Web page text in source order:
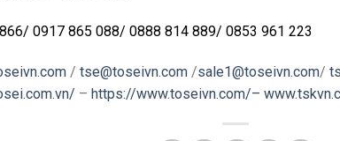
/ 0917 865 088/ 0888 814 889/ 0853 961 223
/ tse@toseivn.com/sale1@toseivn.com/
– https://www.toseivn.com/–